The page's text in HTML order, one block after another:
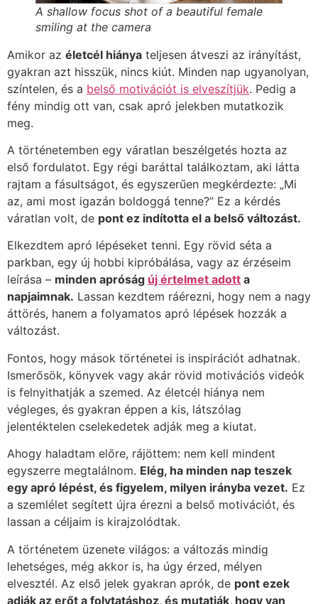
A shallow focus shot of a beautiful female
smiling at the camera
Amikor az életcél hiánya teljesen átveszi az irányítást,
gyakran azt hisszük, nincs kiút. Minden nap ugyanolyan,
színtelen, és a belső motivációt is elveszítjük. Pedig a
fény mindig ott van, csak apró jelekben mutatkozik
meg.
A történetemben egy váratlan beszélgetés hozta az
első fordulatot. Egy régi baráttal találkoztam, aki látta
rajtam a fásultságot, és egyszerűen megkérdezte: „Mi
az, ami most igazán boldoggá tenne?” Ez a kérdés
váratlan volt, de pont ez indította el a belső változást.
Elkezdtem apró lépéseket tenni. Egy rövid séta a
parkban, egy új hobbi kipróbálása, vagy az érzéseim
leírása – minden apróság új értelmet adott a
napjaimnak. Lassan kezdtem ráérezni, hogy nem a nagy
áttörés, hanem a folyamatos apró lépések hozzák a
változást.
Fontos, hogy mások történetei is inspirációt adhatnak.
Ismerősök, könyvek vagy akár rövid motivációs videók
is felnyithatják a szemed. Az életcél hiánya nem
végleges, és gyakran éppen a kis, látszólag
jelentéktelen cselekedetek adják meg a kiutat.
Ahogy haladtam előre, rájöttem: nem kell mindent
egyszerre megtalálnom. Elég, ha minden nap teszek
egy apró lépést, és figyelem, milyen irányba vezet. Ez
a szemlélet segített újra érezni a belső motivációt, és
lassan a céljaim is kirajzolódtak.
A történetem üzenete világos: a változás mindig
lehetséges, még akkor is, ha úgy érzed, mélyen
elvesztél. Az első jelek gyakran aprók, de pont ezek
adják az erőt a folytatáshoz, és mutatják, hogy van